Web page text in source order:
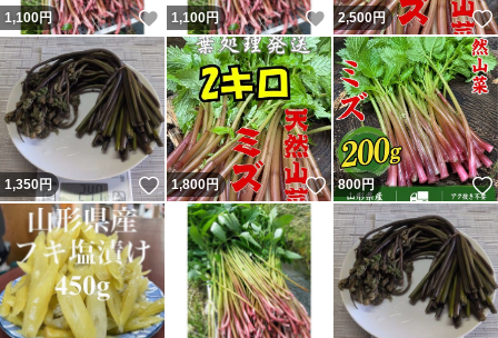
1,100円 いいね！
1,100円 いいね！
2,500円
1,350円 いいね！
1,800円 いいね！
800円